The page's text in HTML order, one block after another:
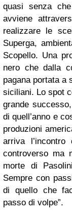
quasi senza
avviene
realizzare le
Superga,
Scopello. Una
nero che dalla
pagana portata a
siciliani. Lo spot
grande
di quell’anno e
produzioni
arriva l’incontro
controverso ma
morte di
Sempre con
di quello che
passo di volpe”.